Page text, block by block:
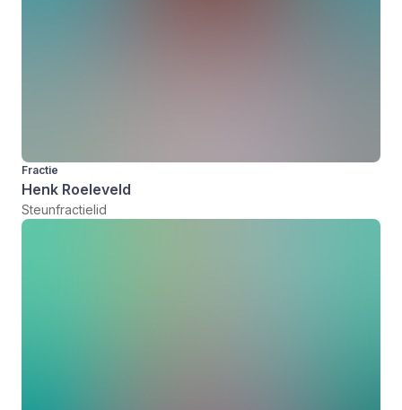
Fractie
Henk Roeleveld
Steunfractielid